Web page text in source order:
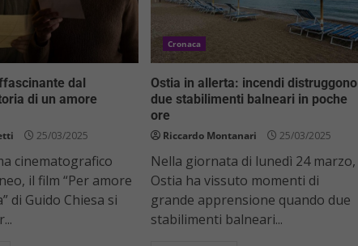
dal
di un amore
25/03/2025
cinematografico
il film “Per amore
di Guido Chiesa si
Cronaca
Ostia in allerta: incendi distruggono
due stabilimenti balneari in poche
ore
Riccardo Montanari 25/03/2025
Nella giornata di lunedì 24 marzo,
Ostia ha vissuto momenti di
grande apprensione quando due
stabilimenti balneari...